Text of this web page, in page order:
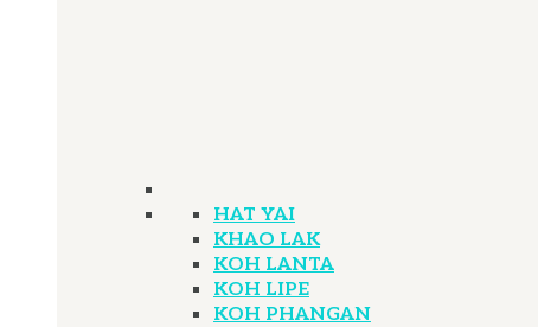
HAT YAI
KHAO LAK
KOH LANTA
KOH LIPE
KOH PHANGAN